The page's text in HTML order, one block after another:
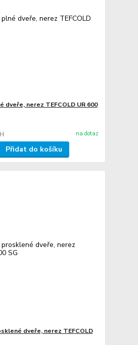
dveře, nerez TEFCOLD UR 600
na dotaz
Přidat do košíku
dveře, nerez TEFCOLD